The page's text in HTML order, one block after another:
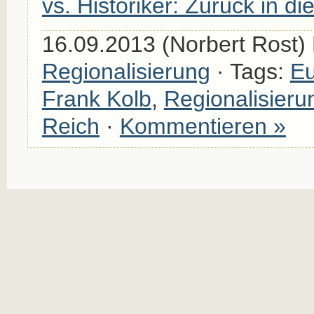
vs. Historiker: Zurück in
16.09.2013 (Norbert Rost)
Regionalisierung · Tags:
Frank Kolb,
Reich · Kommentieren »